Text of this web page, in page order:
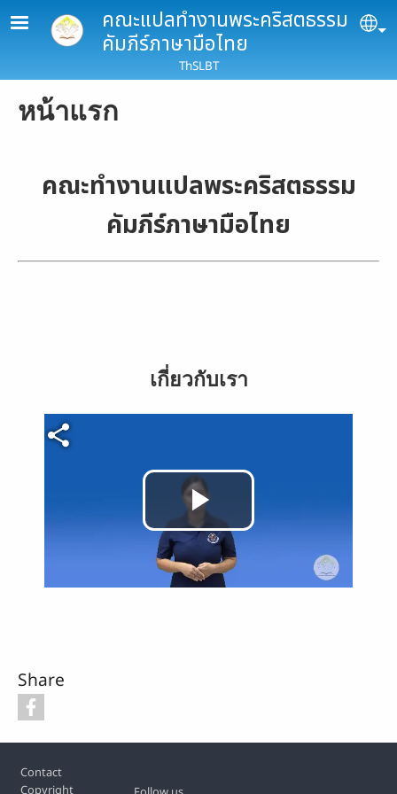
Skip to main contentคณะแปลทำงานพระคริสตธรรม
คัมภีร์ภาษามือไทย
ThSLBT
หน้าแรก
คณะทำงานแปลพระคริสตธรรม
คัมภีร์ภาษามือไทย
Video file
Play
Video
เกี่ยวกับเรา
Share
Contact
Copyright